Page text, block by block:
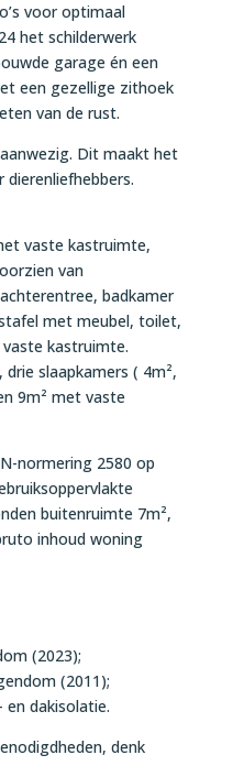
voor optimaal
het schilderwerk
garage én een
een gezellige zithoek
van de rust.
Dit maakt het
vaste kastruimte,
van
badkamer
met meubel, toilet,
kastruimte.
slaapkamers ( 4m²,
9m² met vaste
normering 2580 op
buitenruimte 7m²,
inhoud woning
(2023);
(2011);
en dakisolatie.
denk